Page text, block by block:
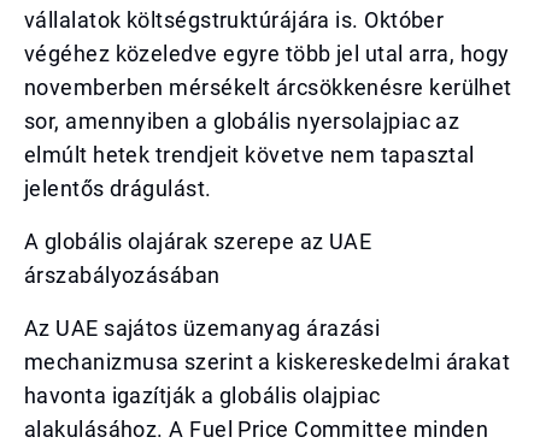
vállalatok költségstruktúrájára is. Október
végéhez közeledve egyre több jel utal arra, hogy
novemberben mérsékelt árcsökkenésre kerülhet
sor, amennyiben a globális nyersolajpiac az
elmúlt hetek trendjeit követve nem tapasztal
jelentős drágulást.
A globális olajárak szerepe az UAE
árszabályozásában
Az UAE sajátos üzemanyag árazási
mechanizmusa szerint a kiskereskedelmi árakat
havonta igazítják a globális olajpiac
alakulásához. A Fuel Price Committee minden